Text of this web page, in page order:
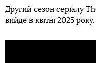
Другий сезон серіалу
вийде в квітні 2025